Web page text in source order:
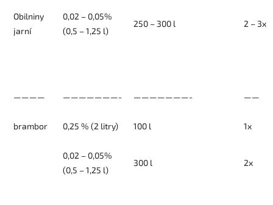
Obilniny
jarní
0,02 – 0,05%
(0,5 – 1,25 l)
250 – 300 l 2 – 3x
———— ———————- ———————- ——
brambor 0,25 % (2 litry) 100 l 1x
0,02 – 0,05%
(0,5 – 1,25 l)
300 l 2x